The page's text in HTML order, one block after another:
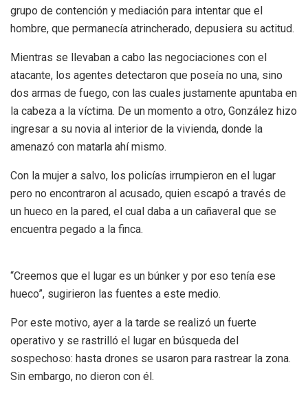
grupo de contención y mediación para intentar que el
hombre, que permanecía atrincherado, depusiera su actitud.
Mientras se llevaban a cabo las negociaciones con el
atacante, los agentes detectaron que poseía no una, sino
dos armas de fuego, con las cuales justamente apuntaba en
la cabeza a la víctima. De un momento a otro, González hizo
ingresar a su novia al interior de la vivienda, donde la
amenazó con matarla ahí mismo.
Con la mujer a salvo, los policías irrumpieron en el lugar
pero no encontraron al acusado, quien escapó a través de
un hueco en la pared, el cual daba a un cañaveral que se
encuentra pegado a la finca.
“Creemos que el lugar es un búnker y por eso tenía ese
hueco”, sugirieron las fuentes a este medio.
Por este motivo, ayer a la tarde se realizó un fuerte
operativo y se rastrilló el lugar en búsqueda del
sospechoso: hasta drones se usaron para rastrear la zona.
Sin embargo, no dieron con él.